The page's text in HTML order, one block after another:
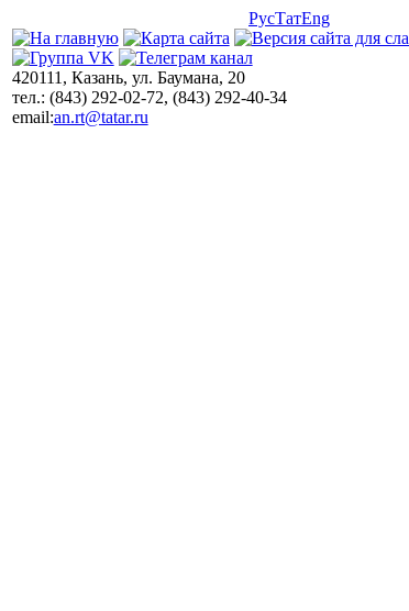
РусТатEng
420111, Казань, ул. Баумана, 20
тел.: (843) 292-02-72, (843) 292-40-34
email:an.rt@tatar.ru